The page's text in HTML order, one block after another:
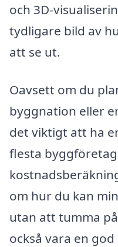
och 3D-
tydligare bild av
att se ut.
Oavsett om du
byggnation eller
det viktigt att ha
flesta
om hur du kan
utan att tumma
också vara en